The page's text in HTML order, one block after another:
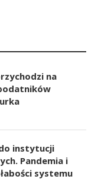
na
instytucji
Pandemia i
systemu